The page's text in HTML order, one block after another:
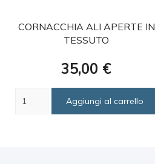
CORNACCHIA ALI APERTE IN
TESSUTO
Prezzo
35,00 €
Aggiungi al carrello